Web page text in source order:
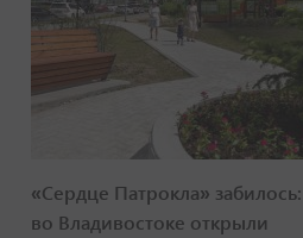
«Сердце Патрокла» забилось:
во Владивостоке открыли